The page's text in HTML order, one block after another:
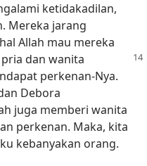
ketidakadilan,
Mereka jarang
Allah mau mereka
dan wanita
perkenan-Nya.
Debora
juga memberi wanita
perkenan. Maka, kita
kebanyakan orang.